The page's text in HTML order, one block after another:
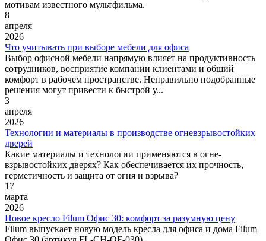
мотивам известного мультфильма.
8
апреля
2026
Что учитывать при выборе мебели для офиса
Выбор офисной мебели напрямую влияет на продуктивность
сотрудников, восприятие компании клиентами и общий
комфорт в рабочем пространстве. Неправильно подобранные
решения могут привести к быстрой у...
3
апреля
2026
Технологии и материалы в производстве огневзрывостойких
дверей
Какие материалы и технологии применяются в огне-
взрывостойких дверях? Как обеспечивается их прочность,
герметичность и защита от огня и взрыва?
17
марта
2026
Новое кресло Filum Офис 30: комфорт за разумную цену
Filum выпускает новую модель кресла для офиса и дома Filum